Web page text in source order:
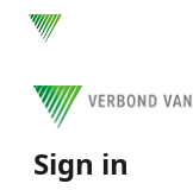
Sign in